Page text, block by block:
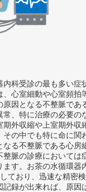
内科受診の最も多い症
、心室細動や心室頻拍
原因となる不整脈であ
常、特に治療の必要の
期外収縮や上室期外収
その中でも特に命に関
なる不整脈である心房
整脈の診療においては
ます。お茶の水循環器
ており、迅速な精密検
録が出来れば、原因